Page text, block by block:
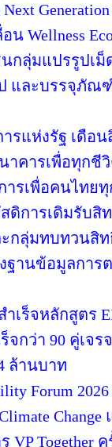
Wellness
กลุ่มแปรรูปเม็
ป และบรรจุภั
แห่งรัฐ เดือน
าคารเพื่อทุกชี
รเพื่อคนไทย
การเดิมรับสิ
ลุ่มทบทวนสิท
งฐานข้อมูลกา
ำเร็จหลักสูตร
กว่า 90 คู่เจ
ล้านบาท
Forum
Change
VP Together